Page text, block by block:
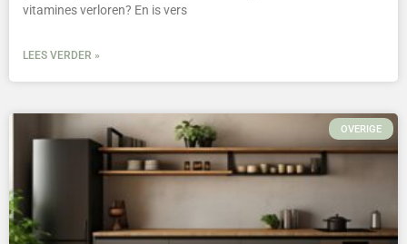
vitamines verloren? En is vers
LEES VERDER »
OVERIGE